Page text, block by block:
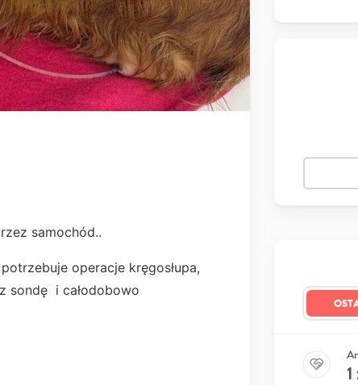
samochód..
operacje kręgosłupa,
sondę i całodobowo
1